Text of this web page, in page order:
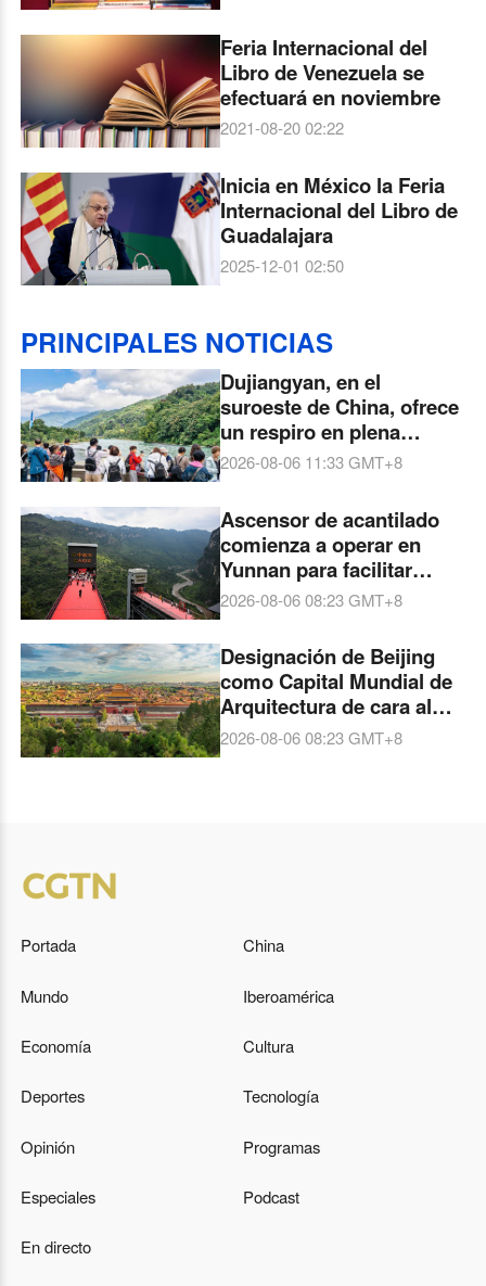
Feria Internacional del
Libro de Venezuela se
efectuará en noviembre
2021-08-20 02:22
Inicia en México la Feria
Internacional del Libro de
Guadalajara
2025-12-01 02:50
PRINCIPALES NOTICIAS
Dujiangyan, en el
suroeste de China, ofrece
un respiro en plena
naturaleza
2026-08-06 11:33GMT+8
Ascensor de acantilado
comienza a operar en
Yunnan para facilitar
viajes de estudiantes a
2026-08-06 08:23GMT+8
Designación de Beijing
como Capital Mundial de
Arquitectura de cara al
Congreso Mundial de
2026-08-06 08:23GMT+8
Portada China
Mundo Iberoamérica
Economía Cultura
Deportes Tecnología
Opinión Programas
Especiales Podcast
En directo